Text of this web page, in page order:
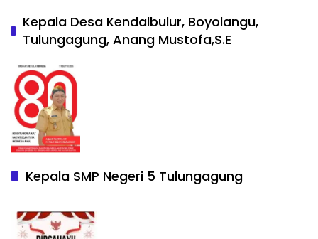
Kepala Desa Kendalbulur, Boyolangu,
Tulungagung, Anang Mustofa,S.E
Kepala SMP Negeri 5 Tulungagung